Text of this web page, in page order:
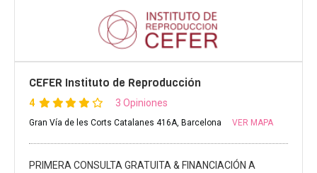
CEFER Instituto de Reproducción
4 3 Opiniones
Gran Vía de les Corts Catalanes 416A, Barcelona VER MAPA
PRIMERA CONSULTA GRATUITA & FINANCIACIÓN A